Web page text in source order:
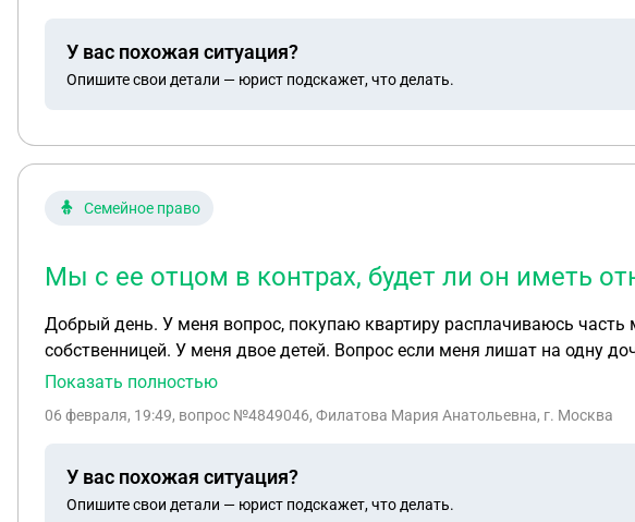
У вас похожая ситуация?
Опишите свои детали — юрист подскажет, что делать.
Семейное право
Мы с ее отцом в контрах, будет ли он иметь
Добрый день. У меня вопрос, покупаю квартиру расплачиваюсь часть материнским капиталом, часть наличкой, часть ипотекой. Я не замужем, буду
собственницей. У меня двое детей. Вопрос если меня лишат на одну дочь материнских
квартире или нет?
Показать полностью
06 февраля, 19:49, вопрос №4849046, Филатова Мария Анатольевна, г. Москва
У вас похожая ситуация?
Опишите свои детали — юрист подскажет, что делать.